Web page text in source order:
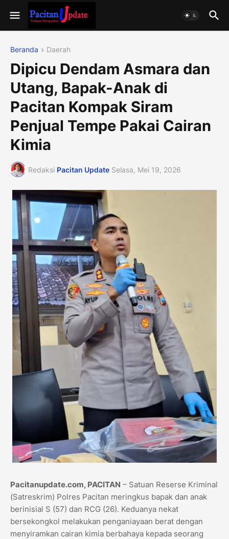
Beranda Daerah
Dipicu Dendam Asmara dan
Utang, Bapak-Anak di
Pacitan Kompak Siram
Penjual Tempe Pakai Cairan
Kimia
Redaksi Pacitan Update Selasa, Mei 19, 2026
​Pacitanupdate.com, PACITAN – Satuan Reserse Kriminal
(Satreskrim) Polres Pacitan meringkus bapak dan anak
berinisial S (57) dan RCG (26). Keduanya nekat
bersekongkol melakukan penganiayaan berat dengan
menyiramkan cairan kimia berbahaya kepada seorang